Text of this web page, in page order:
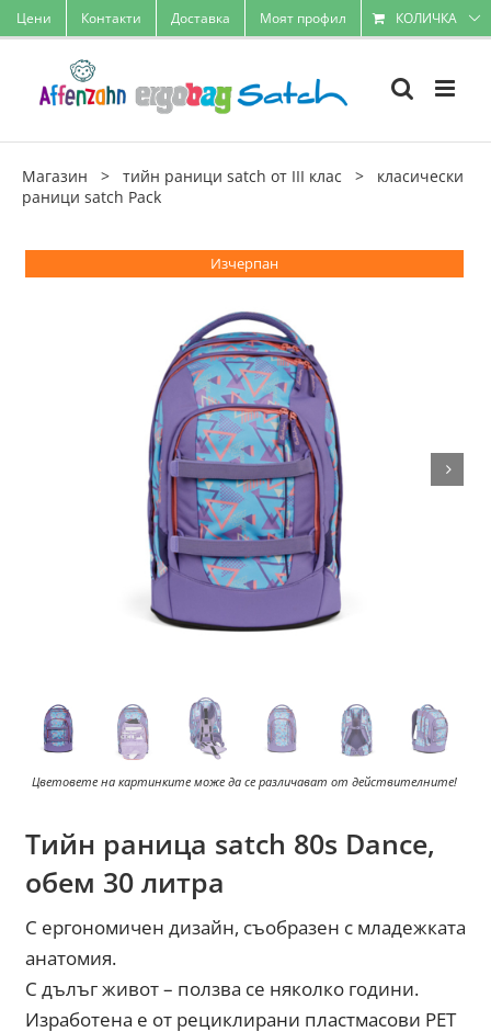
Skip
to
Цени Контакти Доставка Моят профил КОЛИЧКА
Магазин > тийн раници satch от III клас > класически
раници satch Pack
Изчерпан
Цветовете на картинките може да се различават от действителните!
Тийн раница satch 80s Dance,
обем 30 литра
С ергономичен дизайн, съобразен с младежката
анатомия.
С дълъг живот – ползва се няколко години.
Изработена е от рециклирани пластмасови PET